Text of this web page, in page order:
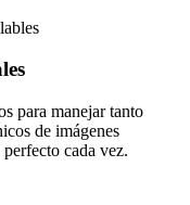
para manejar tanto
de imágenes
cada vez.